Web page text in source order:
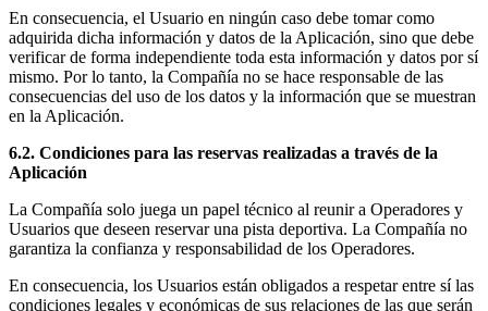
En consecuencia, el Usuario en ningún caso debe tomar como
adquirida dicha información y datos de la Aplicación, sino que debe
verificar de forma independiente toda esta información y datos por sí
mismo. Por lo tanto, la Compañía no se hace responsable de las
consecuencias del uso de los datos y la información que se muestran
en la Aplicación.
6.2. Condiciones para las reservas realizadas a través de la
Aplicación
La Compañía solo juega un papel técnico al reunir a Operadores y
Usuarios que deseen reservar una pista deportiva. La Compañía no
garantiza la confianza y responsabilidad de los Operadores.
En consecuencia, los Usuarios están obligados a respetar entre sí las
condiciones legales y económicas de sus relaciones de las que serán